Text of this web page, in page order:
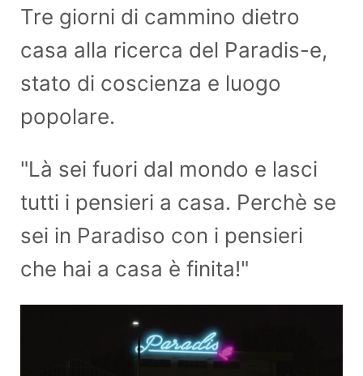
Tre giorni di cammino dietro
casa alla ricerca del Paradis-e,
stato di coscienza e luogo
popolare.
"Là sei fuori dal mondo e lasci
tutti i pensieri a casa. Perchè se
sei in Paradiso con i pensieri
che hai a casa è finita!"